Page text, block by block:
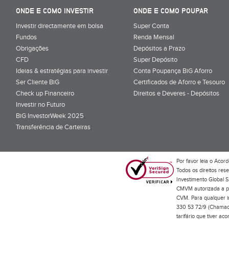
ONDE E COMO INVESTIR
Investir directamente em bolsa
Fundos
Obrigações
CFD
Ideias & estratégias para investir
Ser Cliente BiG
Check up Financeiro
Investir no Futuro
BiG InvestorWeek 2025;
Transferência de Carteiras;
ONDE E COMO POUPAR
Super Conta
Renda Mensal
Depósitos a Prazo
Super Depósito
Conta Poupança BiG Aforro
Certificados de Aforro e Tesouro
Direitos e Deveres - Depósitos
Por favor leia o
Todos os direitos
Investimento Global
CMVM autorizada a
CVM. Para qualquer
330 53 72/9
tarifário que tiver